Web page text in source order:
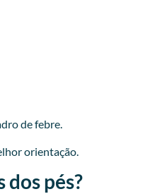
de febre.
orientação.
dos pés?